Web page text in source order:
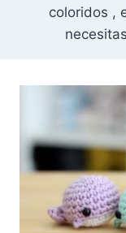
coloridos ,